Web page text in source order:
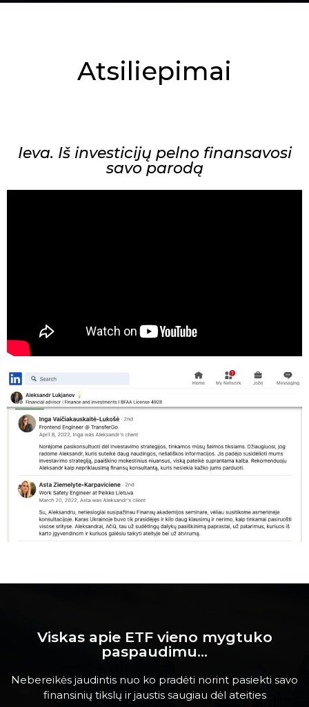
Atsiliepimai
Ieva. Iš investicijų pelno finansavosi
savo parodą
Viskas apie ETF vieno mygtuko
paspaudimu...
Nebereikės jaudintis nuo ko pradėti norint pasiekti savo
finansinių tikslų ir jaustis saugiau dėl ateities